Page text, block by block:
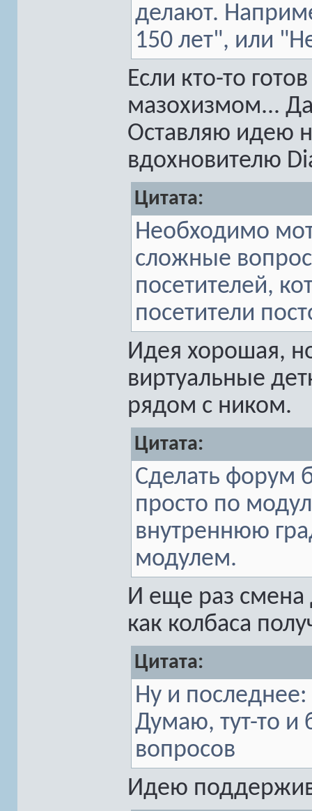
делают.
150 лет", или
Если кто-то
мазохизмом...
Оставляю идею
вдохновителю
Цитата:
Необходимо
сложные
посетителей,
посетители
Идея хорошая,
виртуальные
рядом с ником.
Цитата:
Сделать форум
просто по
внутреннюю
модулем.
И еще раз
как колбаса
Цитата:
Ну и последнее:
Думаю, тут-то и
вопросов
Идею